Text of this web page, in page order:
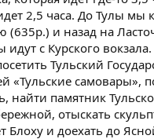
2,5 часа. До Тулы мы
и назад на
идут с Курского
Тульский
«Тульские самовары»,
найти памятник
отыскать
Блоху и доехать до